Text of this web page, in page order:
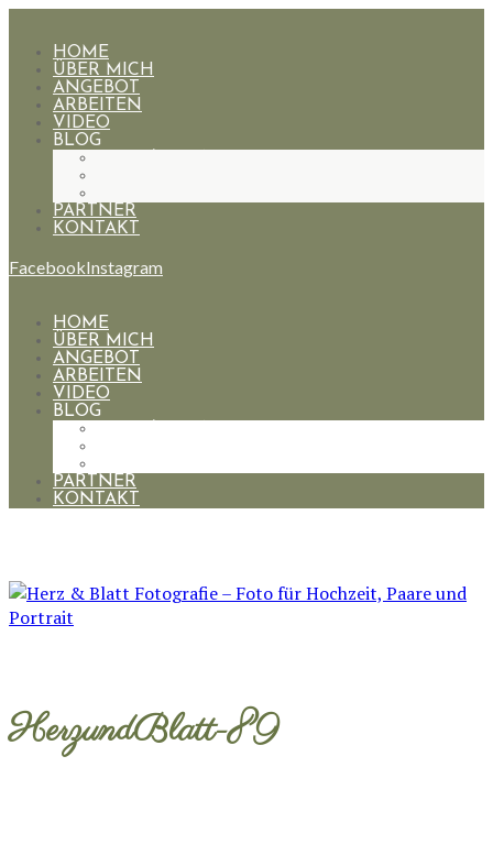
HOME
ÜBER MICH
ANGEBOT
ARBEITEN
VIDEO
BLOG
PARTNER
KONTAKT
FacebookInstagram
HOME
ÜBER MICH
ANGEBOT
ARBEITEN
VIDEO
BLOG
PARTNER
KONTAKT
HerzundBlatt-89